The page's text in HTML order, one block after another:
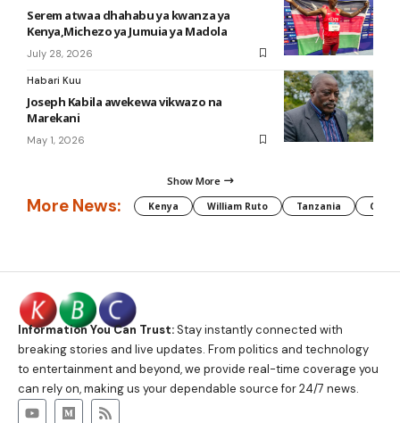
Serem atwaa dhahabu ya kwanza ya
Kenya,Michezo ya Jumuia ya Madola
July 28, 2026
Habari Kuu
Joseph Kabila awekewa vikwazo na
Marekani
May 1, 2026
Show More
More News: Kenya William Ruto Tanzania CAF
Information You Can Trust:Stay instantly connected with
breaking stories and live updates. From politics and technology
to entertainment and beyond, we provide real-time coverage you
can rely on, making us your dependable source for 24/7 news.